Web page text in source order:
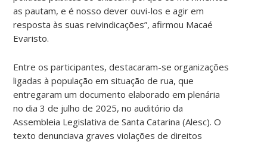
as pautam, e é nosso dever ouvi-los e agir em
resposta às suas reivindicações”, afirmou Macaé
Evaristo.
Entre os participantes, destacaram-se organizações
ligadas à população em situação de rua, que
entregaram um documento elaborado em plenária
no dia 3 de julho de 2025, no auditório da
Assembleia Legislativa de Santa Catarina (Alesc). O
texto denunciava graves violações de direitos